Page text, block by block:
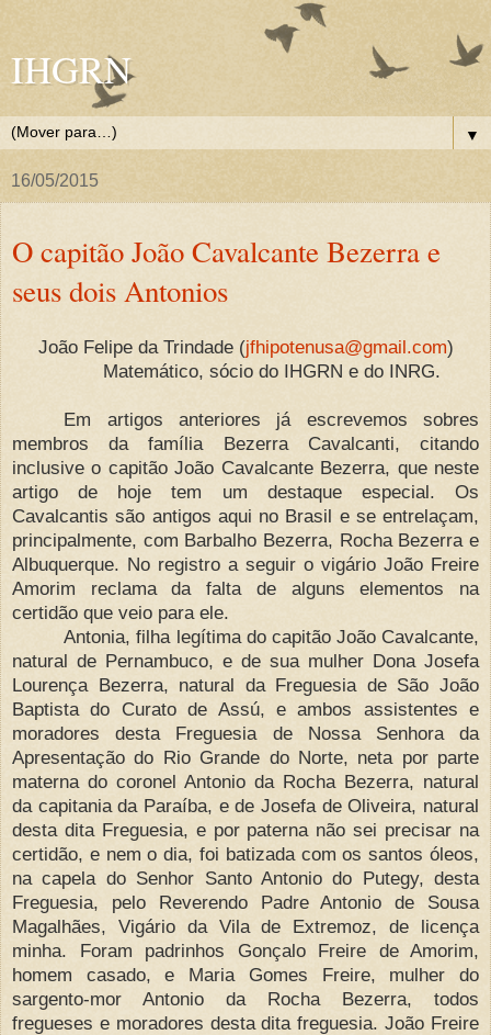
IHGRN
▼
16/05/2015
O capitão João Cavalcante Bezerra e
seus dois Antonios
João Felipe da Trindade (jfhipotenusa@gmail.com)
Matemático, sócio do IHGRN e do INRG.
Em artigos anteriores já escrevemos sobres
membros da família Bezerra Cavalcanti, citando
inclusive o capitão João Cavalcante Bezerra, que neste
artigo de hoje tem um destaque especial. Os
Cavalcantis são antigos aqui no Brasil e se entrelaçam,
principalmente, com Barbalho Bezerra, Rocha Bezerra e
Albuquerque. No registro a seguir o vigário João Freire
Amorim reclama da falta de alguns elementos na
certidão que veio para ele.
Antonia, filha legítima do capitão João Cavalcante,
natural de Pernambuco, e de sua mulher Dona Josefa
Lourença Bezerra, natural da Freguesia de São João
Baptista do Curato de Assú, e ambos assistentes e
moradores desta Freguesia de Nossa Senhora da
Apresentação do Rio Grande do Norte, neta por parte
materna do coronel Antonio da Rocha Bezerra, natural
da capitania da Paraíba, e de Josefa de Oliveira, natural
desta dita Freguesia, e por paterna não sei precisar na
certidão, e nem o dia, foi batizada com os santos óleos,
na capela do Senhor Santo Antonio do Putegy, desta
Freguesia, pelo Reverendo Padre Antonio de Sousa
Magalhães, Vigário da Vila de Extremoz, de licença
minha. Foram padrinhos Gonçalo Freire de Amorim,
homem casado, e Maria Gomes Freire, mulher do
sargento-mor Antonio da Rocha Bezerra, todos
fregueses e moradores desta dita freguesia. João Freire